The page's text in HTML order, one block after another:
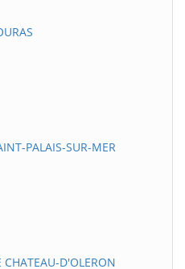
PALAIS-SUR-MER
D'OLERON